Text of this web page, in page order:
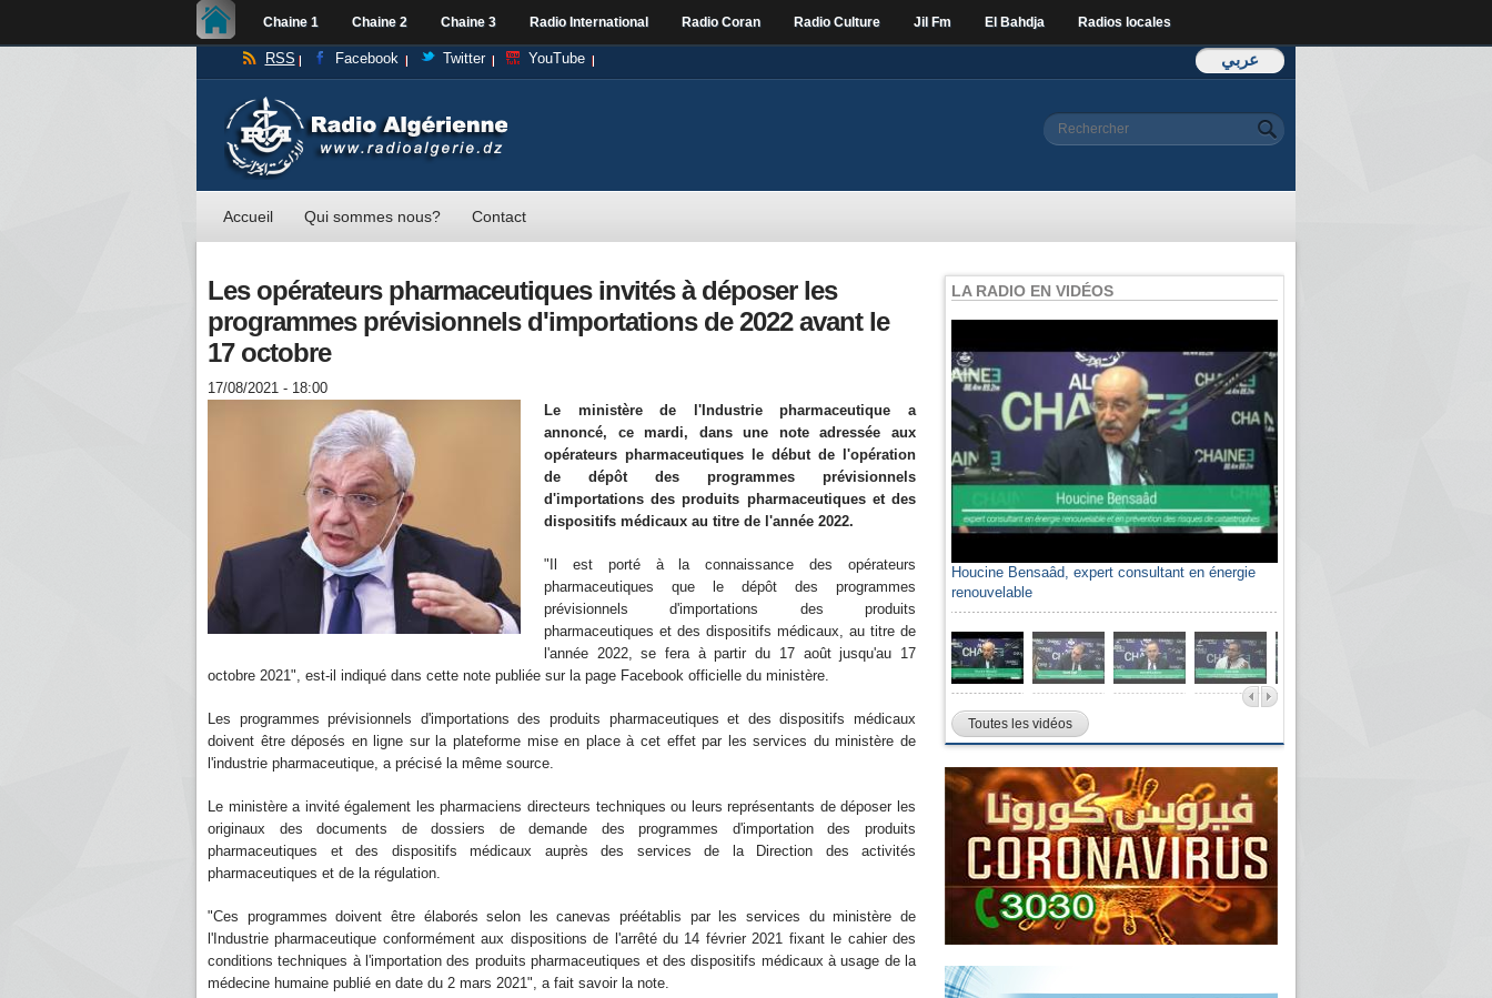
Chaine 1 Chaine 2 Chaine 3 Radio International Radio Coran Radio Culture Jil Fm El Bahdja Radios locales
عربي RSS Facebook Twitter YouTube
Formulaire de
Rechercher
Accueil Qui sommes nous? Contact
Les opérateurs pharmaceutiques invités à déposer les
programmes prévisionnels d'importations de 2022 avant le
17 octobre
17/08/2021 - 18:00
Le ministère de l'Industrie pharmaceutique a
annoncé, ce mardi, dans une note adressée aux
opérateurs pharmaceutiques le début de l'opération
de dépôt des programmes prévisionnels
d'importations des produits pharmaceutiques et des
dispositifs médicaux au titre de l'année 2022.
"Il est porté à la connaissance des opérateurs
pharmaceutiques que le dépôt des programmes
prévisionnels d'importations des produits
pharmaceutiques et des dispositifs médicaux, au titre de
l'année 2022, se fera à partir du 17 août jusqu'au 17
octobre 2021", est-il indiqué dans cette note publiée sur la page Facebook officielle du ministère.
Les programmes prévisionnels d'importations des produits pharmaceutiques et des dispositifs médicaux
doivent être déposés en ligne sur la plateforme mise en place à cet effet par les services du ministère de
l'industrie pharmaceutique, a précisé la même source.
Le ministère a invité également les pharmaciens directeurs techniques ou leurs représentants de déposer les
originaux des documents de dossiers de demande des programmes d'importation des produits
pharmaceutiques et des dispositifs médicaux auprès des services de la Direction des activités
pharmaceutiques et de la régulation.
"Ces programmes doivent être élaborés selon les canevas préétablis par les services du ministère de
l'Industrie pharmaceutique conformément aux dispositions de l'arrêté du 14 février 2021 fixant le cahier des
conditions techniques à l'importation des produits pharmaceutiques et des dispositifs médicaux à usage de la
médecine humaine publié en date du 2 mars 2021", a fait savoir la note.
LA RADIO EN VIDÉOS
Houcine Bensaâd, expert consultant en énergie
renouvelable
Toutes les vidéos